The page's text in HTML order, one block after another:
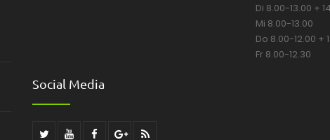
Social Media
Di 8.00-13.00 +
Mi 8.00-13.00
Do 8.00-12.00 +
Fr 8.00-12.30